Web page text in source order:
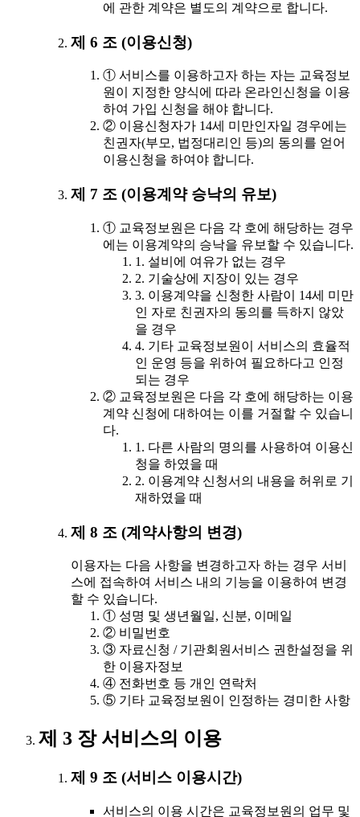
에 관한 계약은 별도의 계약으로 합니다.
제 6 조 (이용신청)
① 서비스를 이용하고자 하는 자는 교육정보
원이 지정한 양식에 따라 온라인신청을 이용
하여 가입 신청을 해야 합니다.
② 이용신청자가 14세 미만인자일 경우에는
친권자(부모, 법정대리인 등)의 동의를 얻어
이용신청을 하여야 합니다.
제 7 조 (이용계약 승낙의 유보)
① 교육정보원은 다음 각 호에 해당하는 경우
에는 이용계약의 승낙을 유보할 수 있습니다.
1. 설비에 여유가 없는 경우
2. 기술상에 지장이 있는 경우
3. 이용계약을 신청한 사람이 14세 미만
인 자로 친권자의 동의를 득하지 않았
을 경우
4. 기타 교육정보원이 서비스의 효율적
인 운영 등을 위하여 필요하다고 인정
되는 경우
② 교육정보원은 다음 각 호에 해당하는 이용
계약 신청에 대하여는 이를 거절할 수 있습니
다.
1. 다른 사람의 명의를 사용하여 이용신
청을 하였을 때
2. 이용계약 신청서의 내용을 허위로 기
재하였을 때
제 8 조 (계약사항의 변경)
이용자는 다음 사항을 변경하고자 하는 경우 서비
스에 접속하여 서비스 내의 기능을 이용하여 변경
할 수 있습니다.
① 성명 및 생년월일, 신분, 이메일
② 비밀번호
③ 자료신청 / 기관회원서비스 권한설정을 위
한 이용자정보
④ 전화번호 등 개인 연락처
⑤ 기타 교육정보원이 인정하는 경미한 사항
제 3 장 서비스의 이용
제 9 조 (서비스 이용시간)
서비스의 이용 시간은 교육정보원의 업무 및